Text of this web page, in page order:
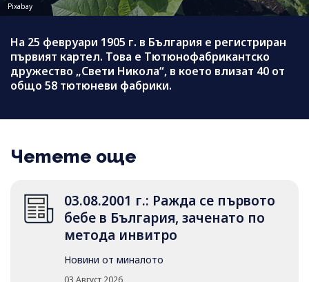
Pixabay
На 25 февруари 1905 г. в България е регистриран
първият картел. Това е Тютюнофабрикантско
дружество „Свети Никола“, в което влизат 40 от
общо 58 тютюневи фабрики.
Четете още
03.08.2001 г.: Ражда се първото
бебе в България, заченато по
метода инвитро
Новини от миналото
03 Август 2026